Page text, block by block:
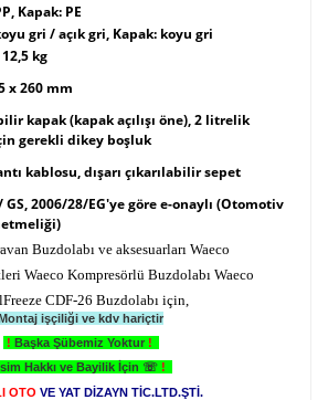
Kapak: PE
gri / açık gri, Kapak: koyu gri
kg
x 260 mm
kapak (kapak açılışı öne), 2 litrelik
gerekli dikey boşluk
kablosu, dışarı çıkarılabilir sepet
GS, 2006/28/EG'ye göre e-onaylı (Otomotiv
Buzdolabı ve aksesuarları Waeco
Waeco Kompresörlü Buzdolabı Waeco
CDF-26 Buzdolabı için,
işçiliği ve kdv hariçtir
! Başka Şübemiz Yoktur !
Hakkı ve Bayilik İçin ☏ !
OTO VE YAT DİZAYN TİC.LTD.ŞTİ.